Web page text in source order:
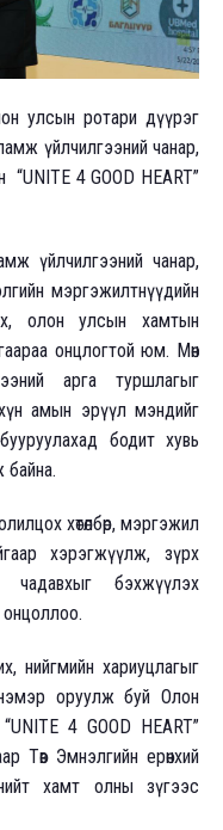
улсын ротари дүүрэг
үйлчилгээний чанар,
4 GOOD HEART”
үйлчилгээний чанар,
мэргэжилтнүүдийн
олон улсын хамтын
онцлогтой юм. Мөн
арга туршлагыг
амын эрүүл мэндийг
бодит хувь
байна.
хөтөлбөр, мэргэжил
хэрэгжүүлж, зүрх
чадавхыг бэхжүүлэх
нийгмийн хариуцлагыг
оруулж буй Олон
4 GOOD HEART”
Төв Эмнэлгийн ерөнхий
хамт олны зүгээс